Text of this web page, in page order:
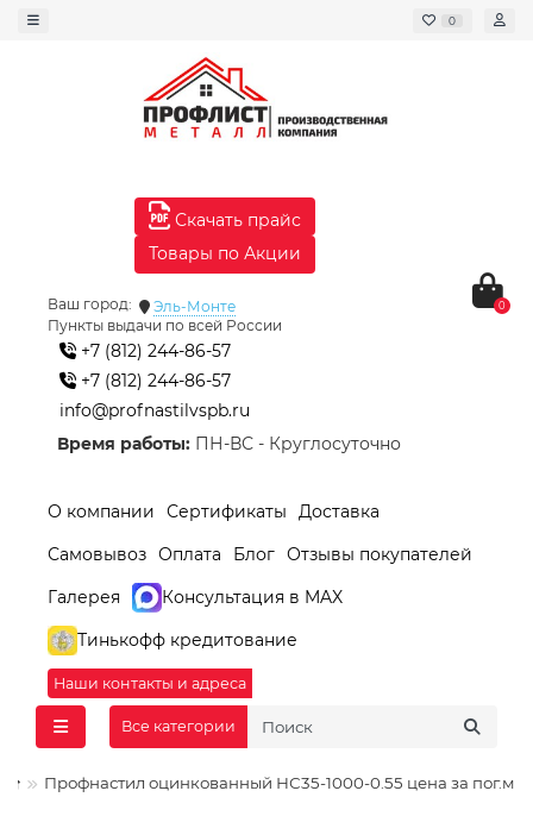
0
Скачать прайс
Товары по Акции
Ваш город:
Эль-Монте
Пункты выдачи по всей России
+7 (812) 244-86-57
+7 (812) 244-86-57
info@profnastilvspb.ru
Время работы: ПН-ВС - Круглосуточно
0
О компании Сертификаты
Доставка
Самовывоз Оплата Блог Отзывы покупателей
Галерея
Консультация в MAX
Тинькофф кредитование
Наши контакты и адреса
Все категории
Профнастил оцинкованный НС35-1000-0.55 цена за пог.м